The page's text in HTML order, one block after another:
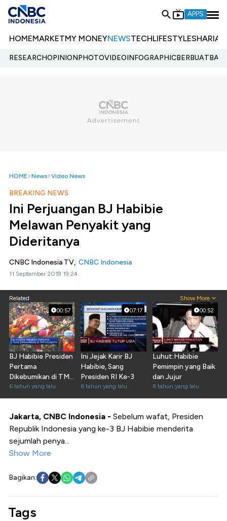
APPS
HOMEMARKETMY MONEYNEWSTECHLIFESTYLESHARIA
RESEARCHOPINIONPHOTOVIDEOINFOGRAPHIC
HOME News Video News
BREAKING NEWS
Ini Perjuangan BJ Habibie
Melawan Penyakit yang
Dideritanya
CNBC Indonesia TV, CNBC Indonesia
11 September 2019 19:24
Related Show More
00:57
BJ Habibie Presiden
Pertama
Dikebumikan di TMP
Kalibata
6 tahun yang lalu
07:17
Ini Jejak Karir BJ
Habibie, Sang
Presiden RI Ke-3
6 tahun yang lalu
00:52
Luhut:Habibie
Pemimpin yang Baik
dan Jujur
6 tahun yang lalu
Jakarta, CNBC Indonesia - Sebelum wafat, Presiden
Republik Indonesia yang ke-3 BJ Habibie menderita
sejumlah penya...
Show More
Bagikan:
Tags